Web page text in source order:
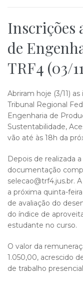
Inscrições
de
TRF4 (03/
Abriram hoje (3/11)
Tribunal Regional
Engenharia de
Sustentabilidade,
vão até às 18h da
Depois de realizada
documentação
selecao@trf4.jus.br.
a próxima quinta-
de avaliação do
do índice de
estudante no curso.
O valor da
1.050,00, acrescido
de trabalho